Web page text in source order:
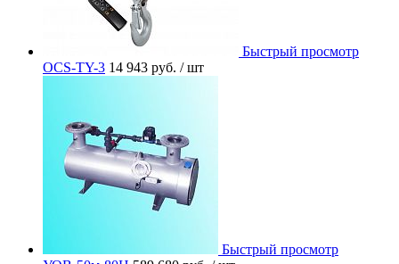
Быстрый просмотр
OCS-TY-3 14 943 руб. / шт
Быстрый просмотр